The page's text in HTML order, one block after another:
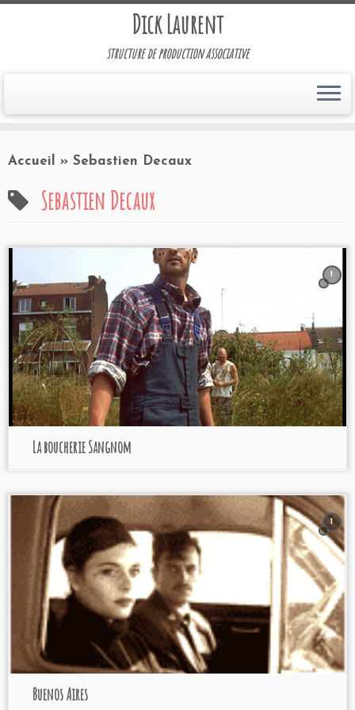
Dick Laurent
structure de production associative
Accueil » Sebastien Decaux
Sebastien Decaux
1
La boucherie Sangnom
1
Buenos Aires